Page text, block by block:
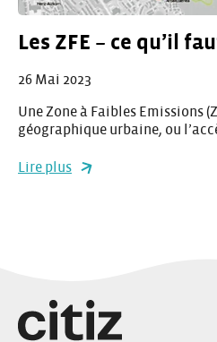
Les ZFE – ce qu’il
26 Mai 2023
Une Zone à Faibles Emissions
géographique urbaine, ou
Lire plus